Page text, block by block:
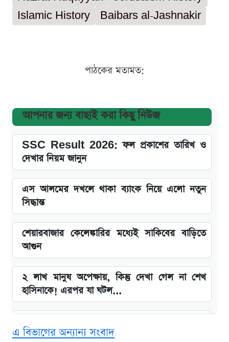
Islamic History
Baibars al-Jashnakir
পাঠকের মতামত:
আপনার জন্য বাছাই করা কিছু নিউজ
SSC Result 2026: ফল প্রকাশের তারিখ ও
দেখার নিয়ম জানুন
এস আলমের দখলে থাকা ব্যাংক নিয়ে এলো নতুন
সিদ্ধান্ত
শেয়ারবাজার কেলেঙ্কারির মধ্যেই সাকিবের বাড়িতে
আগুন
২ লাখ মানুষ অপেক্ষায়, কিন্তু দেখা গেল না শেখ
হাসিনাকে! এরপর যা ঘটল...
Redmi K80 নিয়ে আপডেট
এ বিভাগের অন্যান্য সংবাদ